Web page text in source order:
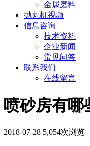
金属磨料
抛丸机视频
信息咨询
技术资料
企业新闻
常见问答
联系我们
在线留言
喷砂房有哪
2018-07-28 5,054次浏览